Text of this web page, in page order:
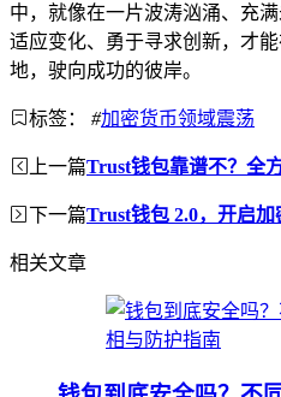
中，就像在一片波涛汹涌、充
适应变化、勇于寻求创新，才
地，驶向成功的彼岸。
标签： #加密货币领域震荡
上一篇Trust钱包靠谱不？全
下一篇Trust钱包 2.0，开启
相关文章